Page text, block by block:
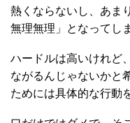
熱くならないし、あま
無理無理」となってし
ハードルは高いけれど
ながるんじゃないかと
ためには具体的な行動